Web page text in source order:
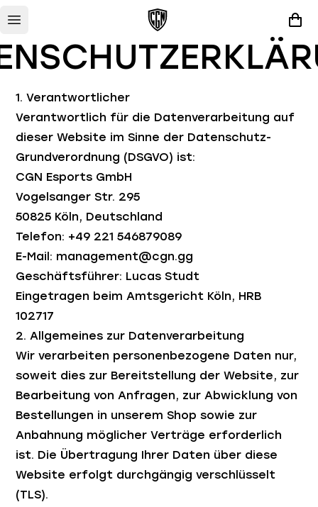
1. Verantwortlicher
Verantwortlich für die Datenverarbeitung auf
dieser Website im Sinne der Datenschutz-
Grundverordnung (DSGVO) ist:
CGN Esports GmbH
Vogelsanger Str. 295
50825 Köln, Deutschland
Telefon: +49 221 546879089
E-Mail: management@cgn.gg
Geschäftsführer: Lucas Studt
Eingetragen beim Amtsgericht Köln, HRB
102717
2. Allgemeines zur Datenverarbeitung
Wir verarbeiten personenbezogene Daten nur,
soweit dies zur Bereitstellung der Website, zur
Bearbeitung von Anfragen, zur Abwicklung von
Bestellungen in unserem Shop sowie zur
Anbahnung möglicher Verträge erforderlich
ist. Die Übertragung Ihrer Daten über diese
Website erfolgt durchgängig verschlüsselt
(TLS).